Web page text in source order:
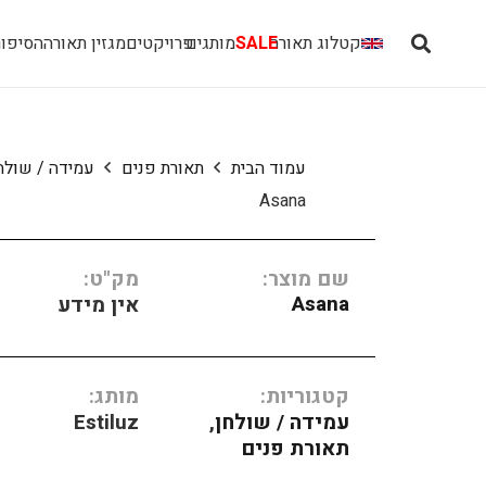
קטלוג תאורהSALEמותגיםפרויקטיםמגזין תאורה
עמוד הבית תאורת פנים
עמידה /
Asana
שם מוצר:
Asana
מק"ט:
אין מידע
קטגוריות:
עמידה / שולחן,
תאורת פנים
מותג:
Estiluz